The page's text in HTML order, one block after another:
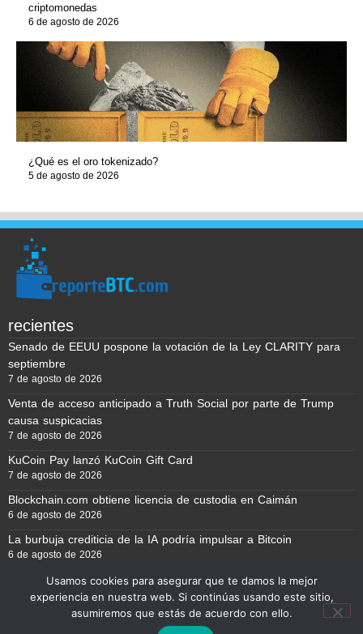
criptomonedas
6 de agosto de 2026
¿Qué es el oro tokenizado?
5 de agosto de 2026
recientes
Senado de EEUU pospone la votación de la Ley CLARITY para
septiembre
7 de agosto de 2026
Venta de acceso anticipado a Truth Social por parte de Trump
causa suspicacias
7 de agosto de 2026
KuCoin Pay lanzó KuCoin Gift Card
7 de agosto de 2026
Blockchain.com obtiene licencia de custodia en Caimán
6 de agosto de 2026
La burbuja crediticia de la IA podría impulsar a Bitcoin
6 de agosto de 2026
Reporte BTC © Copyright 2026, Todos los derechos reservados
Usamos cookies para asegurar que te damos la mejor
experiencia en nuestra web. Si continúas usando este sitio,
asumiremos que estás de acuerdo con ello.